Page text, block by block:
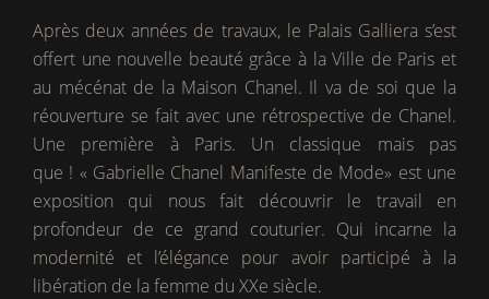
Après deux années de travaux, le Palais Galliera s’est
offert une nouvelle beauté grâce à la Ville de Paris et
au mécénat de la Maison Chanel. Il va de soi que la
réouverture se fait avec une rétrospective de Chanel.
Une première à Paris. Un classique mais pas
que ! « Gabrielle Chanel Manifeste de Mode» est une
exposition qui nous fait découvrir le travail en
profondeur de ce grand couturier. Qui incarne la
modernité et l’élégance pour avoir participé à la
libération de la femme du XXe siècle.